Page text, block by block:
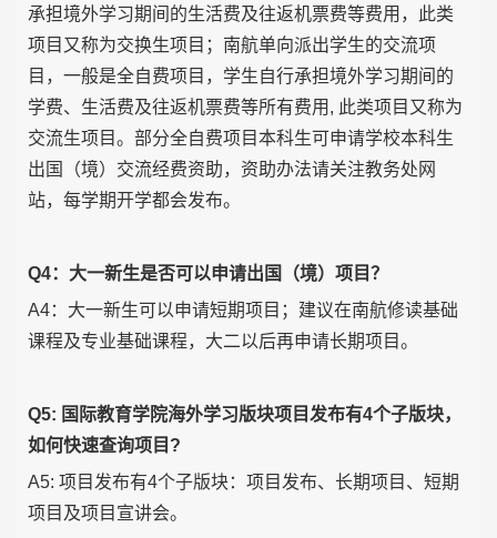
承担境外学习期间的生活费及往返机票费等费用，此类
项目又称为交换生项目；南航单向派出学生的交流项
目，一般是全自费项目，学生自行承担境外学习期间的
学费、生活费及往返机票费等所有费用, 此类项目又称为
交流生项目。部分全自费项目本科生可申请学校本科生
出国（境）交流经费资助，资助办法请关注教务处网
站，每学期开学都会发布。
Q4：大一新生是否可以申请出国（境）项目？
A4：大一新生可以申请短期项目；建议在南航修读基础
课程及专业基础课程，大二以后再申请长期项目。
Q5: 国际教育学院海外学习版块项目发布有4个子版块，
如何快速查询项目?
A5: 项目发布有4个子版块：项目发布、长期项目、短期
项目及项目宣讲会。